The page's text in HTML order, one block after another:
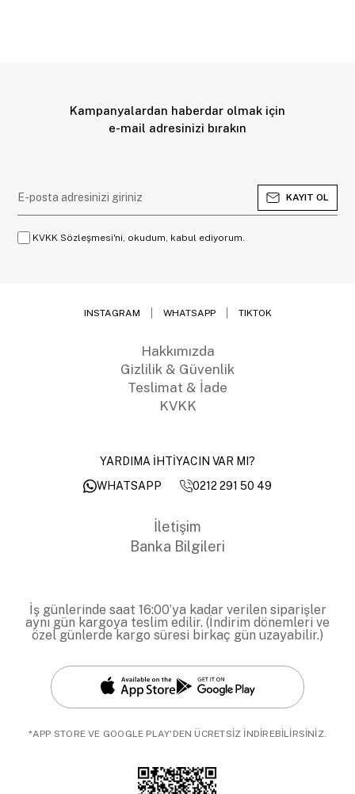
Kampanyalardan haberdar olmak için
e-mail adresinizi bırakın
KAYIT OL
KVKK Sözleşmesi'ni, okudum, kabul ediyorum.
INSTAGRAM WHATSAPP TIKTOK
Hakkımızda
Gizlilik & Güvenlik
Teslimat & İade
KVKK
YARDIMA İHTİYACIN VAR MI?
WHATSAPP
0212 291 50 49
İletişim
Banka Bilgileri
İş günlerinde saat 16:00’ya kadar verilen siparişler
aynı gün kargoya teslim edilir. (İndirim dönemleri ve
özel günlerde kargo süresi birkaç gün uzayabilir.)
*APP STORE VE GOOGLE PLAY'DEN ÜCRETSİZ İNDİREBİLİRSİNİZ.